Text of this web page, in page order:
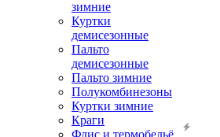
зимние
Куртки
демисезонные
Пальто
демисезонные
Пальто зимние
Полукомбинезоны
Куртки зимние
Краги
Флис и термобельё